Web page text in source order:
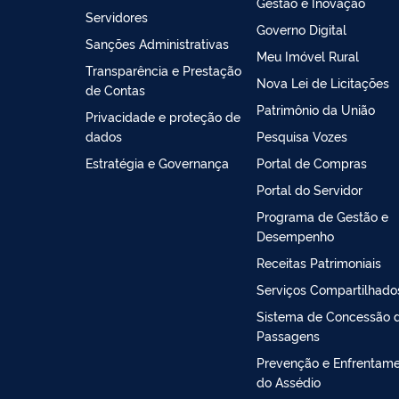
Servidores
Sanções Administrativas
Transparência e Prestação
de Contas
Privacidade e proteção de
dados
Estratégia e Governança
Governo Digital
Meu Imóvel Rural
Nova Lei de Licitações
Patrimônio da União
Pesquisa Vozes
Portal de Compras
Portal do Servidor
Programa de Gestão e
Desempenho
Receitas Patrimoniais
Serviços
Sistema de Concessão
Passagens
Prevenção e
do Assédio